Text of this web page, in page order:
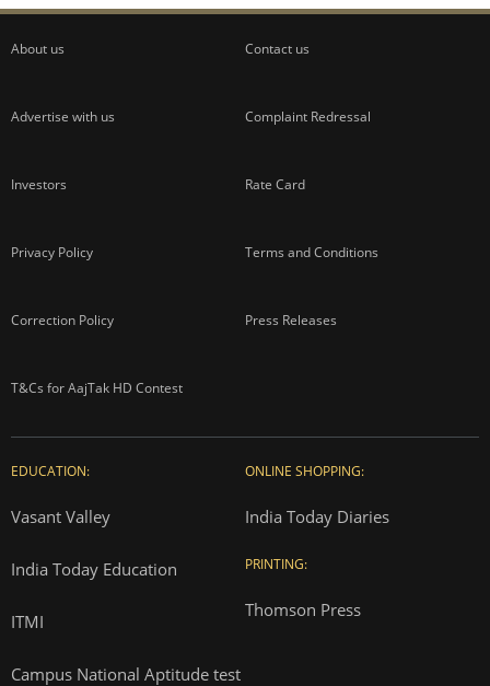
About us Contact us
Advertise with us Complaint Redressal
Investors Rate Card
Privacy Policy Terms and Conditions
Correction Policy Press Releases
T&Cs for AajTak HD Contest
EDUCATION:
Vasant Valley
India Today Education
ITMI
Campus National Aptitude test
ONLINE SHOPPING:
India Today Diaries
PRINTING:
Thomson Press